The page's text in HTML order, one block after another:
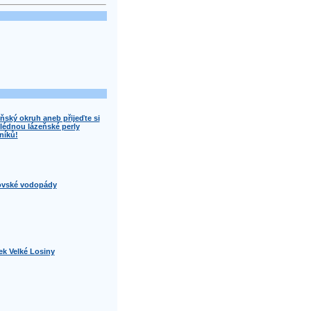
okruh aneb přijeďte si
lázeňské perly
vodopády
Velké Losiny